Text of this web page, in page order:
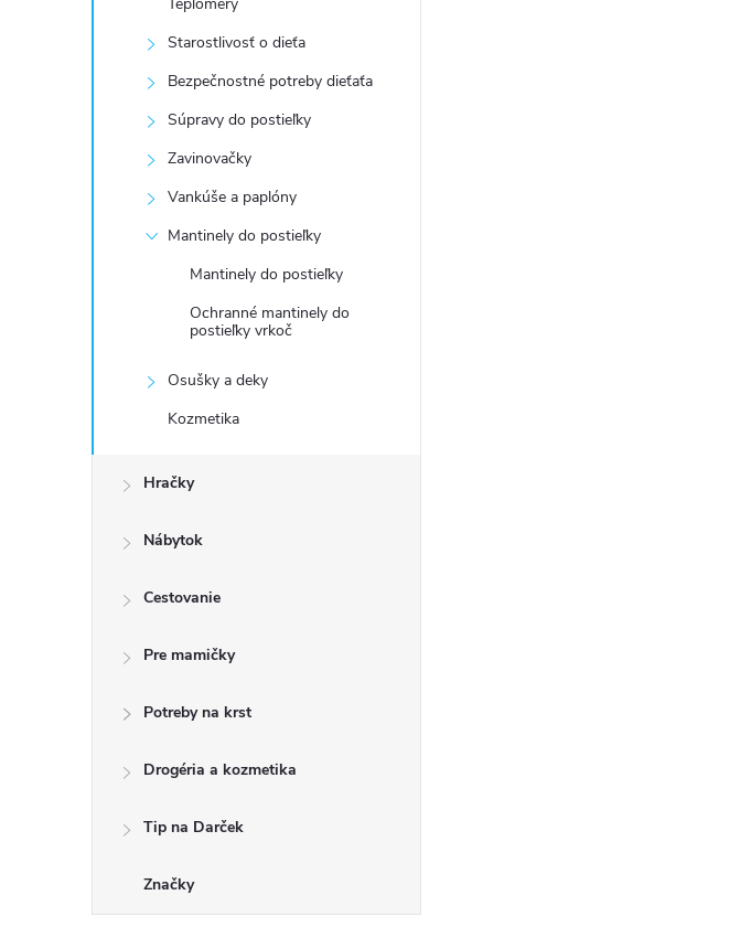
Starostlivosť o dieťa
Bezpečnostné potreby dieťaťa
Súpravy do postieľky
Zavinovačky
Vankúše a paplóny
Mantinely do postieľky
Mantinely do postieľky
Ochranné mantinely do
postieľky vrkoč
Osušky a deky
Kozmetika
Hračky
Nábytok
Cestovanie
Pre mamičky
Potreby na krst
Drogéria a kozmetika
Tip na Darček
Značky